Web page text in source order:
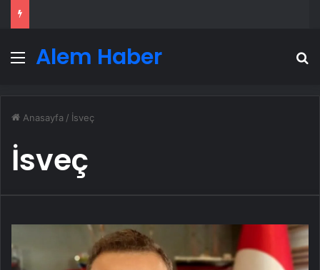
MenüAlem Haber
Anasayfa / İsveç
İsveç